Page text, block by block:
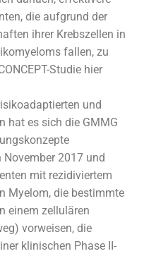
die aufgrund der
ihrer Krebszellen in
fallen, zu
Studie hier
und
hat es sich die GMMG
2017 und
mit rezidiviertem
Myelom, die bestimmte
einem zellulären
vorweisen, die
klinischen Phase II-